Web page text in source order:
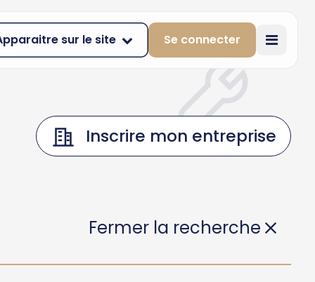
sur le site Se connecter
Inscrire mon entreprise
Fermer la recherche